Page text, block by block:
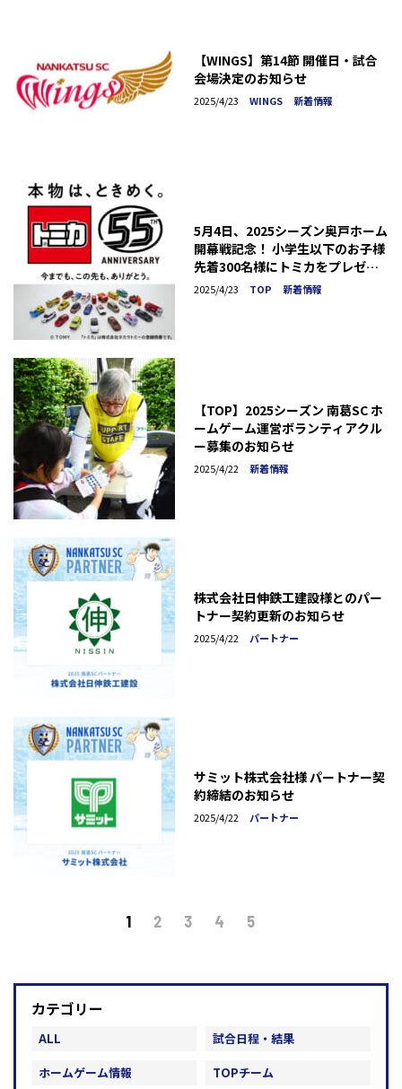
【WINGS】第14節 開催日・試合
会場決定のお知らせ
2025/4/23 WINGS 新着情報
5月4日、2025シーズン奥戸ホーム
開幕戦記念！ 小学生以下のお子様
先着300名様にトミカをプレゼン
ト！
2025/4/23 TOP 新着情報
【TOP】2025シーズン 南葛SC ホ
ームゲーム運営ボランティアクル
ー募集のお知らせ
2025/4/22 新着情報
株式会社日伸鉄工建設様とのパー
トナー契約更新のお知らせ
2025/4/22 パートナー
サミット株式会社様 パートナー契
約締結のお知らせ
2025/4/22 パートナー
1 2 3 4 5
カテゴリー
ALL
試合日程・結果
ホームゲーム情報
TOPチーム